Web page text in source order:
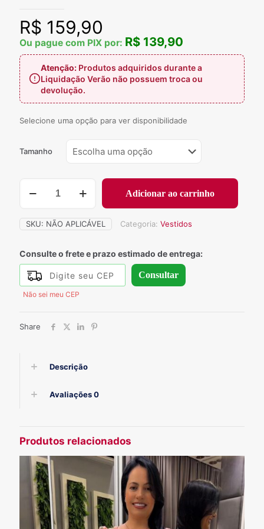
R$ 159,90
Ou pague com PIX por: R$ 139,90
Atenção: Produtos adquiridos durante a
Liquidação Verão não possuem troca ou
devolução.
Selecione uma opção para ver disponibilidade
Tamanho
649
Maria
Julia
Adicionar ao carrinho
SKU: NÃO APLICÁVEL Categoria: Vestidos
Consulte o frete e prazo estimado de entrega:
Consultar
Não sei meu CEP
Share
Descrição
Avaliações0
Produtos relacionados